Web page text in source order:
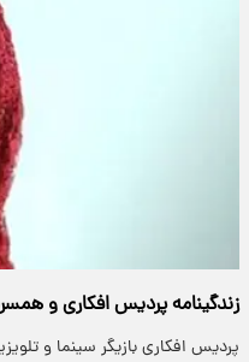
زندگینامه پردیس افکاری و
پردیس افکاری بازیگر سینما و